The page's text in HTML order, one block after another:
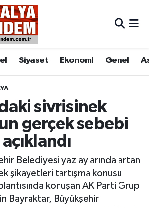
Siyaset Ekonomi Genel
sivrisinek
gerçek sebebi
Belediyesi yaz aylarında artan
şikayetleri tartışma konusu
konuşan AK Parti Grup
Bayraktar, Büyükşehir
Eczaneler
Durumu
Vakitleri
Yoğunluk Haritası
Durumu ve Fikstür